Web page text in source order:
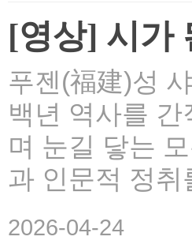
[영상] 시가
푸젠(福建)성
백년 역사를
며 눈길 닿는
과 인문적 정
2026-04-24